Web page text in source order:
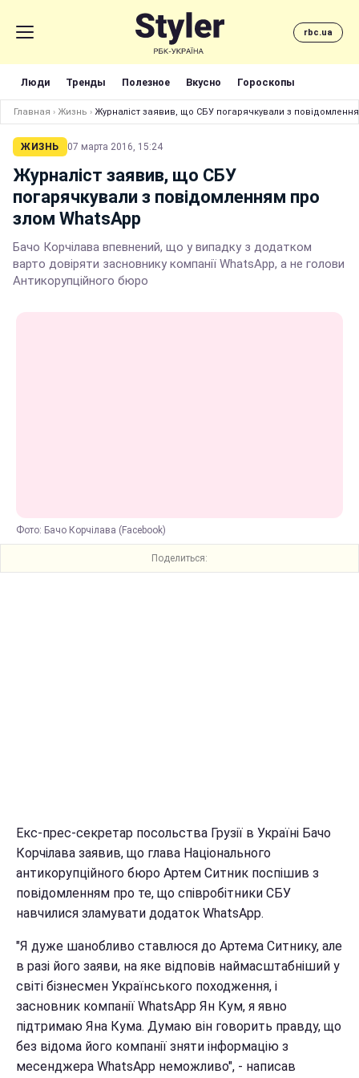
rbc.ua
Люди Тренды Полезное Вкусно Гороскопы
Главная › Жизнь › Журналіст заявив, що СБУ погарячкували з
ЖИЗНЬ 07 марта 2016, 15:24
Журналіст заявив, що СБУ
погарячкували з повідомленням про
злом WhatsApp
Бачо Корчілава впевнений, що у випадку з додатком
варто довіряти засновнику компанії WhatsApp, а не голови
Антикорупційного бюро
Фото: Бачо Корчілава (Facebook)
Поделиться:
Екс-прес-секретар посольства Грузії в Україні Бачо
Корчілава заявив, що глава Національного
антикорупційного бюро Артем Ситник поспішив з
повідомленням про те, що співробітники СБУ
навчилися зламувати додаток WhatsApp.
"Я дуже шанобливо ставлюся до Артема Ситнику, але
в разі його заяви, на яке відповів наймасштабніший у
світі бізнесмен Українського походження, і
засновник компанії WhatsApp Ян Кум, я явно
підтримаю Яна Кума. Думаю він говорить правду, що
без відома його компанії зняти інформацію з
месенджера WhatsApp неможливо", - написав